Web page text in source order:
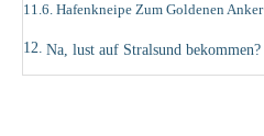
Hafenkneipe Zum Goldenen Anker
Na, lust auf Stralsund bekommen?